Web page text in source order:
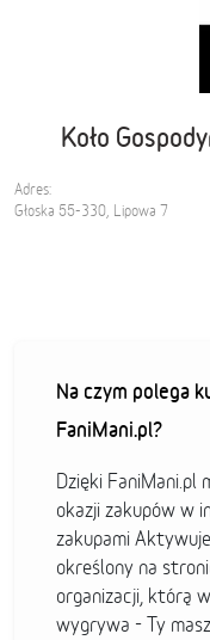
Koło
Adres:
Głoska 55-330, Lipowa 7
Na czym polega
FaniMani.pl?
Dzięki FaniMani.pl
okazji zakupów w
zakupami
określony na
organizacji, którą
wygrywa - Ty